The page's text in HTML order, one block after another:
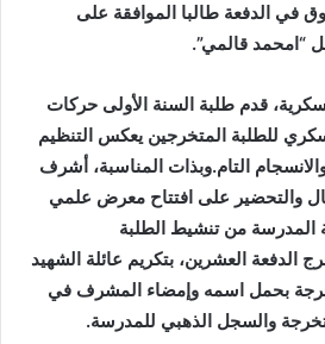
في الدفعة طالبا الموافقة على
“امحمد قالمي”.
قدم طلبة السنة الأولى حركات
للطلبة المتخرجين يعكس التنظيم
التام.وبذات المناسبة، أشرف
والتحضير على افتتاح معرض علمي
من تنشيط الطلبة
الدفعة العشرين، بتكريم عائلة الشهيد
بحمل اسمه وإمضاء المشرف في
والسجل الذهبي للمدرسة.